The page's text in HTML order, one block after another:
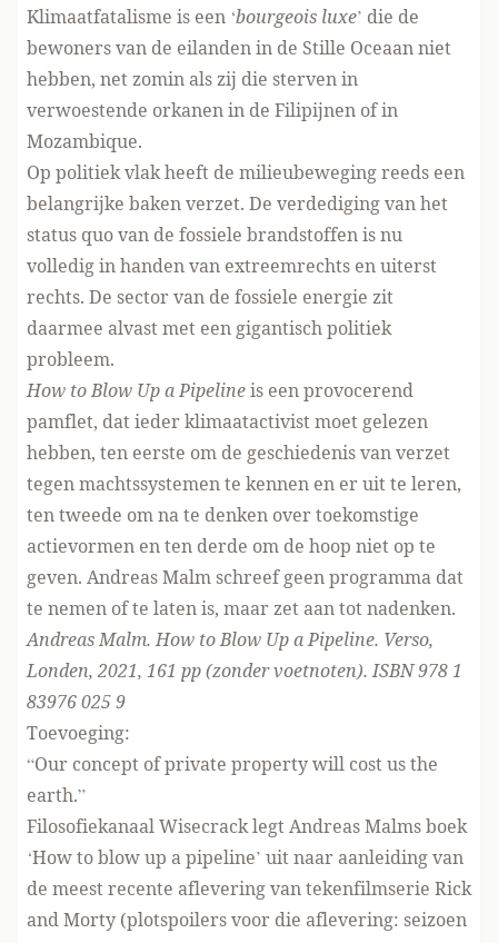
Klimaatfatalisme is een ‘bourgeois luxe’ die de
bewoners van de eilanden in de Stille Oceaan niet
hebben, net zomin als zij die sterven in
verwoestende orkanen in de Filipijnen of in
Mozambique.
Op politiek vlak heeft de milieubeweging reeds een
belangrijke baken verzet. De verdediging van het
status quo van de fossiele brandstoffen is nu
volledig in handen van extreemrechts en uiterst
rechts. De sector van de fossiele energie zit
daarmee alvast met een gigantisch politiek
probleem.
How to Blow Up a Pipelineis een provocerend
pamflet, dat ieder klimaatactivist moet gelezen
hebben, ten eerste om de geschiedenis van verzet
tegen machtssystemen te kennen en er uit te leren,
ten tweede om na te denken over toekomstige
actievormen en ten derde om de hoop niet op te
geven. Andreas Malm schreef geen programma dat
te nemen of te laten is, maar zet aan tot nadenken.
Andreas Malm. How to Blow Up a Pipeline. Verso,
Londen, 2021, 161 pp (zonder voetnoten).ISBN 978 1
83976 025 9
Toevoeging:
“Our concept of private property will cost us the
earth.”
Filosofiekanaal Wisecrack legt Andreas Malms boek
‘How to blow up a pipeline’ uit naar aanleiding van
de meest recente aflevering van tekenfilmserie Rick
and Morty (plotspoilers voor die aflevering: seizoen